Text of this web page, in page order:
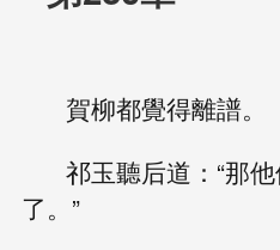
賀柳都覺得離譜。
祁玉聽后道：“那
了。”